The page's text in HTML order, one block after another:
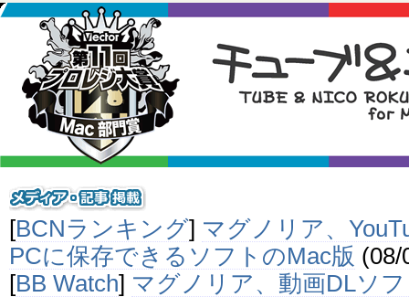
[BCNランキング] マグノリア、
PCに保存できるソフトのMac版 (08/
[BB Watch] マグノリア、動画DLソ